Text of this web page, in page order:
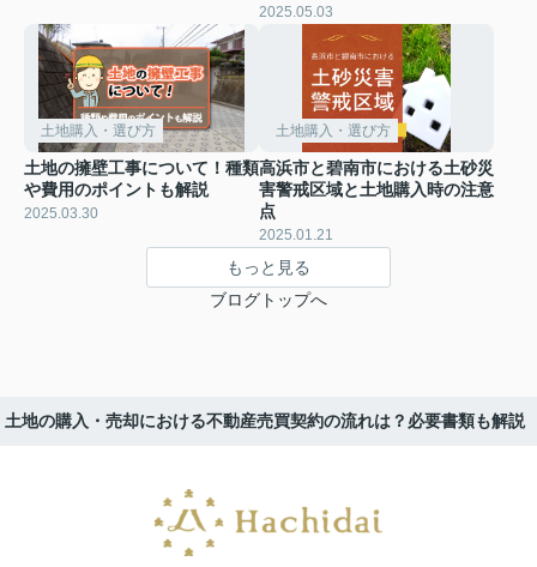
2025.05.03
土地購入・選び方
土地の擁壁工事について！種類
や費用のポイントも解説
2025.03.30
土地購入・選び方
高浜市と碧南市における土砂災
害警戒区域と土地購入時の注意
点
2025.01.21
もっと見る
ブログトップへ
土地の購入・売却における不動産売買契約の流れは？必要書類も解説